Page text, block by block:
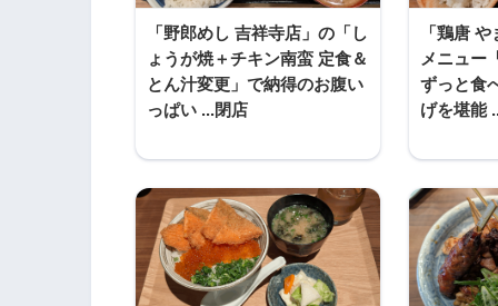
「野郎めし 吉祥寺店」の「し
ょうが焼＋チキン南蛮 定食＆
とん汁変更」で納得のお腹い
っぱい ...閉店
「鶏唐
メニュー
ずっと食
げを堪能